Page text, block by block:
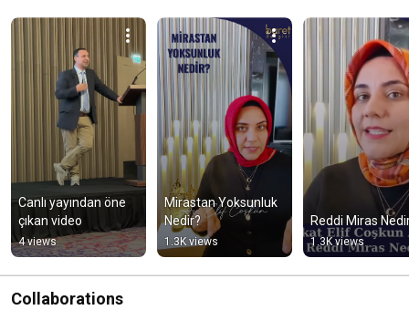
Canlı yayından öne
çıkan video
4 views
Mirastan Yoksunluk
Nedir?
1.3K views
Reddi Miras
1.3K views
Collaborations